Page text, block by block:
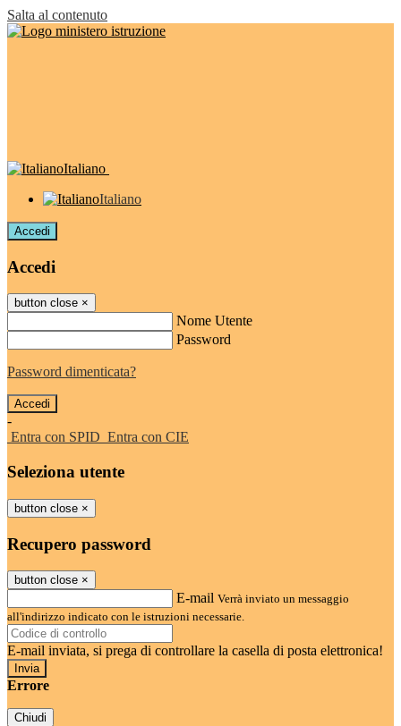
Salta al contenuto
Italiano
Italiano
Accedi
Accedi
button close ×
Nome Utente
Password
Password dimenticata?
-
Entra con SPID Entra con CIE
Seleziona utente
button close ×
Recupero password
button close ×
E-mail Verrà inviato un messaggio
all'indirizzo indicato con le istruzioni necessarie.
E-mail inviata, si prega di controllare la casella di posta elettronica!
Errore
Chiudi